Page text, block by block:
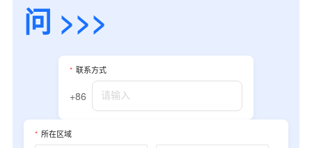
问 >>>
* 联系方式
+86
* 所在区域